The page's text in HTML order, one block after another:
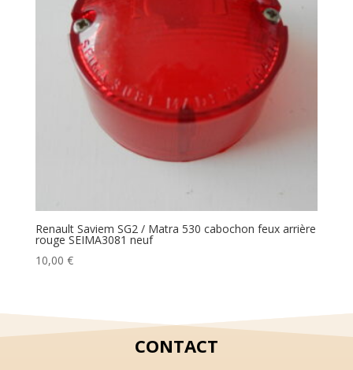
Renault Saviem SG2 / Matra 530 cabochon feux arrière
rouge SEIMA3081 neuf
10,00 €
CONTACT